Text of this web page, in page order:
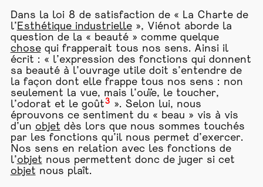
Dans la loi 8 de satisfaction de « La Charte de
l’ Esthétique industrielle», Viénot aborde la
question de la « beauté » comme quelque
chosequi frapperait tous nos sens. Ainsi il
écrit : « l’expression des fonctions qui donnent
sa beauté à l’ouvrage utile doit s’entendre de
la façon dont elle frappe tous nos sens : non
seulement la vue, mais l’ouïe, le toucher,
l’odorat et le goût3
». Selon lui, nous
éprouvons ce sentiment du « beau » vis à vis
d’un objet dès lors que nous sommes touchés
par les fonctions qu’il nous permet d’exercer.
Nos sens en relation avec les fonctions de
l’objet nous permettent donc de juger si cet
objet nous plaît.